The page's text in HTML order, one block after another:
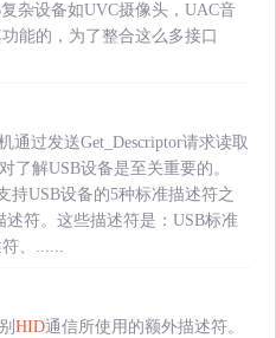
杂设备如UVC摄像头，UAC音
能的，为了整合这么多接口
通过发送Get_Descriptor请求读取
了解USB设备是至关重要的。
持USB设备的5种标准描述符之
述符。这些描述符是：USB标准
、......
HID通信所使用的额外描述符。